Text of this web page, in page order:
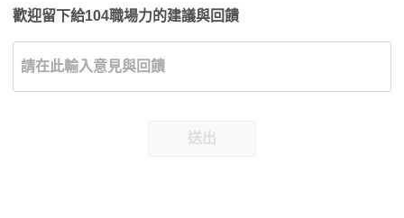
歡迎留下給104職場力的建議與回饋
送出